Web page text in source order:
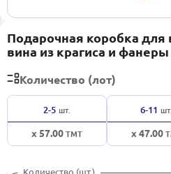
Подарочная коробка для
вина из крагиса и фанеры
Количество (лот)
2-5 шт.
x 57.00ТМТ
6-11
x 47.00
Количество (шт.)